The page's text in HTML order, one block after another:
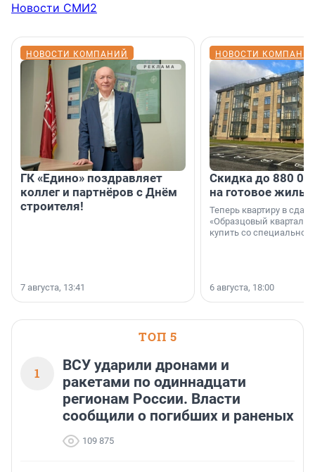
Новости СМИ2
НОВОСТИ КОМПАНИЙ
ГК «Едино» поздравляет
коллег и партнёров с Днём
строителя!
7 августа, 13:41
НОВОСТИ
Скидка до 880
на готовое
Теперь квартиру в
«Образцовый квартал
купить со специальной
6 августа, 18:00
ТОП 5
1
ВСУ ударили дронами и
ракетами по одиннадцати
регионам России. Власти
сообщили о погибших и раненых
109 875